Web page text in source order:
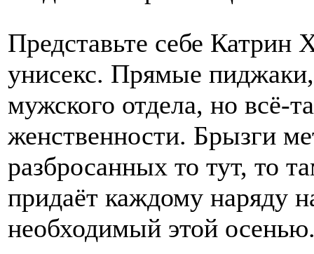
Представьте себе Катрин
унисекс. Прямые
мужского отдела, но всё-
женственности. Брызги
разбросанных то тут, то
придаёт каждому наряду
необходимый этой